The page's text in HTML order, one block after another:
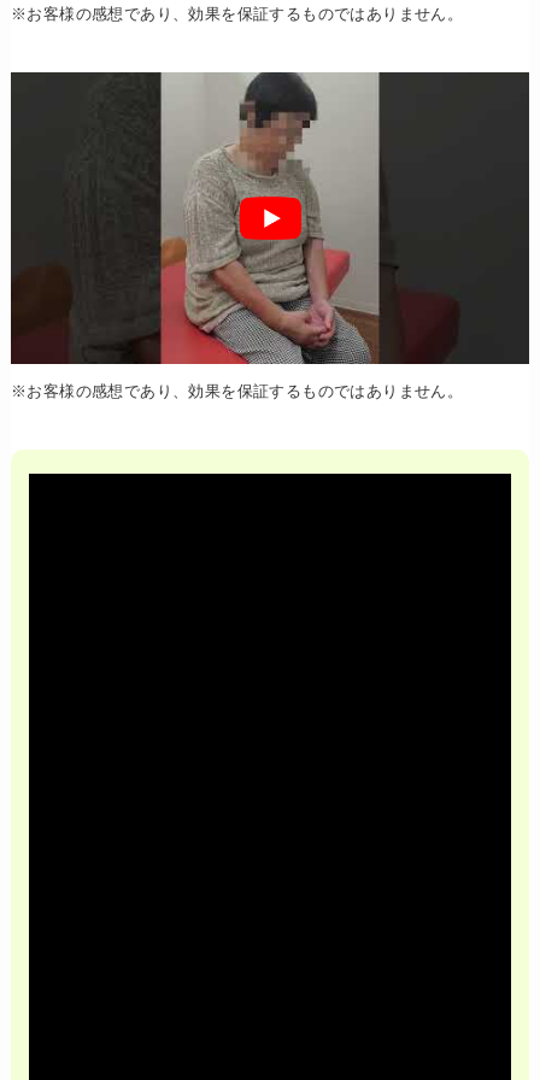
※お客様の感想であり、効果を保証するものではありません。
※お客様の感想であり、効果を保証するものではありません。